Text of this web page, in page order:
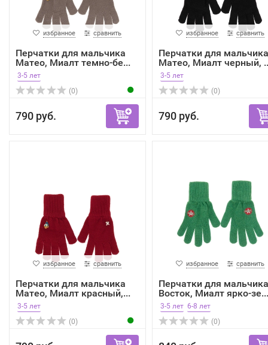
избранное сравнить
Перчатки для мальчика
Матео, Миалт темно-бе...
3-5 лет
(0)
790 руб.
избранное сравнить
Перчатки для мальчика
Матео, Миалт черный,
3-5 лет
(0)
790 руб.
избранное сравнить
Перчатки для мальчика
Матео, Миалт красный,...
3-5 лет
(0)
избранное сравнить
Перчатки для мальчика
Восток, Миалт ярко-зе...
3-5 лет 6-8 лет
(0)